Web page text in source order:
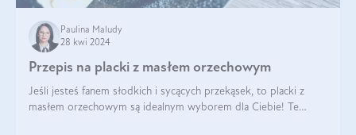
Paulina Maludy
28 kwi 2024
Przepis na placki z masłem orzechowym
Jeśli jesteś fanem słodkich i sycących przekąsek, to placki z
masłem orzechowym są idealnym wyborem dla Ciebie! Te